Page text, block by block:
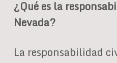
¿Qué es la
Nevada?
La responsabilidad